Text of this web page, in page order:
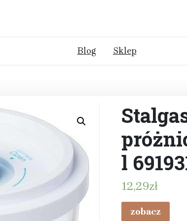
Blog Sklep
l
12,29zł
zobacz